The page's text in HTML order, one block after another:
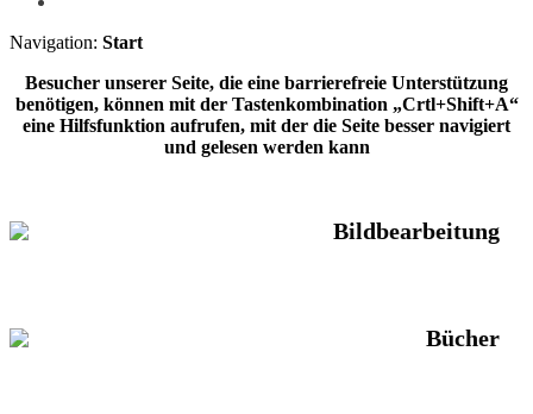
Navigation: Start
Besucher unserer Seite, die eine barrierefreie Unterstützung
benötigen, können mit der Tastenkombination „Crtl+Shift+A“
eine Hilfsfunktion aufrufen, mit der die Seite besser navigiert
und gelesen werden kann
Bildbearbeitung
Bücher